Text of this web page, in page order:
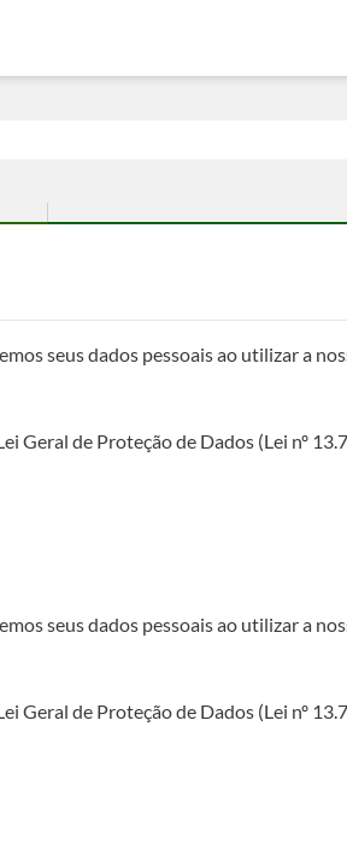
seus dados pessoais ao utilizar a
Geral de Proteção de Dados (Lei nº
seus dados pessoais ao utilizar a
Geral de Proteção de Dados (Lei nº